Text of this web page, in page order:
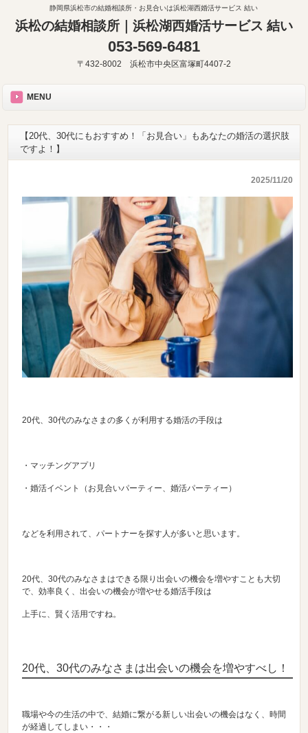
静岡県浜松市の結婚相談所・お見合いは浜松湖西婚活サービス 結い
浜松の結婚相談所｜浜松湖西婚活サービス 結い
053-569-6481
〒432-8002 浜松市中央区富塚町4407-2
MENU
【20代、30代にもおすすめ！「お見合い」もあなたの婚活の選択肢
ですよ！】
2025/11/20
20代、30代のみなさまの多くが利用する婚活の手段は
・マッチングアプリ
・婚活イベント（お見合いパーティー、婚活パーティー）
などを利用されて、パートナーを探す人が多いと思います。
20代、30代のみなさまはできる限り出会いの機会を増やすことも大切
で、効率良く、出会いの機会が増やせる婚活手段は
上手に、賢く活用ですね。
20代、30代のみなさまは出会いの機会を増やすべし！
職場や今の生活の中で、結婚に繋がる新しい出会いの機会はなく、時間
が経過してしまい・・・